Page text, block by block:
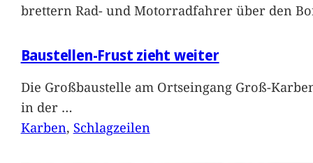
brettern Rad- und Motorradfahrer über den
Baustellen-Frust zieht weiter
Die Großbaustelle am Ortseingang Groß-
in der …
Karben, Schlagzeilen